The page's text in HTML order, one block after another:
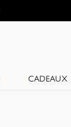
CADEAUX